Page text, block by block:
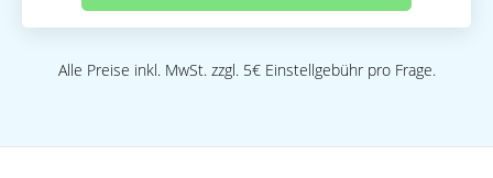
Alle Preise inkl. MwSt. zzgl. 5€ Einstellgebühr pro Frage.